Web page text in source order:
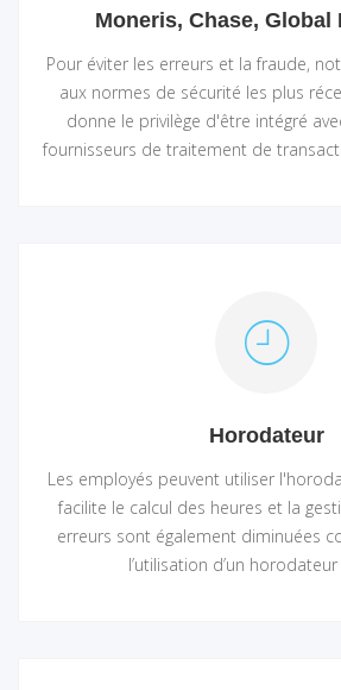
Moneris, Chase, Global
Pour éviter les erreurs et la fraude,
aux normes de sécurité les plus
donne le privilège d'être intégré
fournisseurs de traitement de
Horodateur
Les employés peuvent utiliser
facilite le calcul des heures et la
erreurs sont également diminuées
l’utilisation d’un